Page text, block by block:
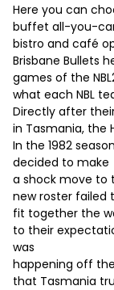
Here you can
buffet all-you-
bistro and café
Brisbane Bullets
games of the
what each NBL
Directly after
in Tasmania, the
In the 1982
decided to make
a shock move to
new roster failed
fit together the
to their
was
happening off
that Tasmania